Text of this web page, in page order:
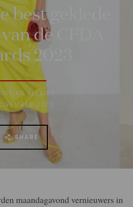
best geklede
de CFDA
2023
ALLAIRE
2023
SHARE
maandagavond vernieuwers in